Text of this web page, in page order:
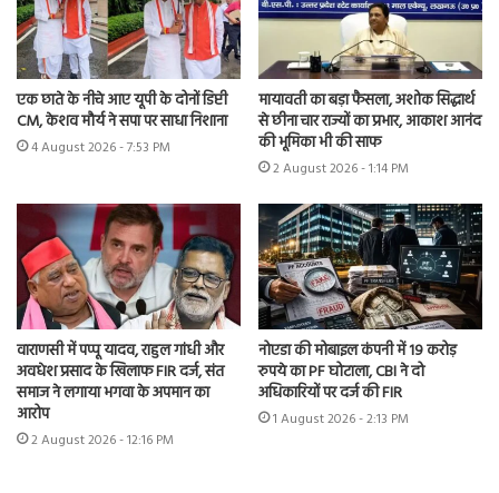
एक छाते के नीचे आए यूपी के दोनों डिप्टी
CM, केशव मौर्य ने सपा पर साधा निशाना
4 August 2026 - 7:53 PM
मायावती का बड़ा फैसला, अशोक सिद्धार्थ
से छीना चार राज्यों का प्रभार, आकाश आनंद
की भूमिका भी की साफ
2 August 2026 - 1:14 PM
वाराणसी में पप्पू यादव, राहुल गांधी और
अवधेश प्रसाद के खिलाफ FIR दर्ज, संत
समाज ने लगाया भगवा के अपमान का
आरोप
2 August 2026 - 12:16 PM
नोएडा की मोबाइल कंपनी में 19 करोड़
रुपये का PF घोटाला, CBI ने दो
अधिकारियों पर दर्ज की FIR
1 August 2026 - 2:13 PM